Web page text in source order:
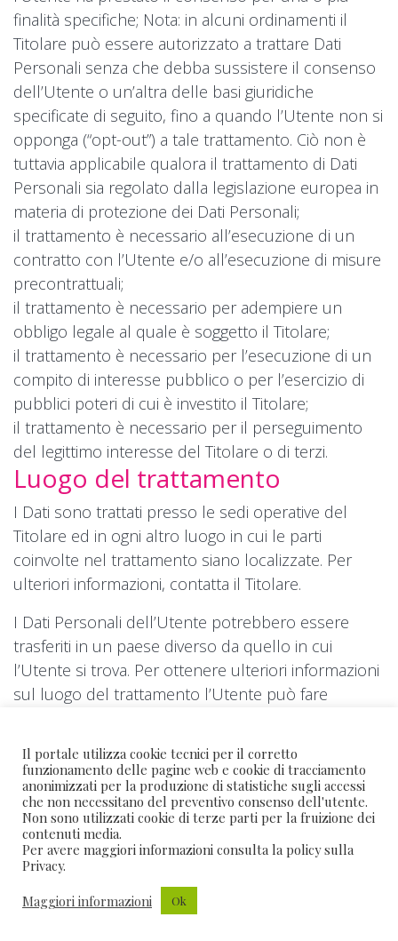
finalità specifiche; Nota: in alcuni ordinamenti il
Titolare può essere autorizzato a trattare Dati
Personali senza che debba sussistere il consenso
dell’Utente o un’altra delle basi giuridiche
specificate di seguito, fino a quando l’Utente non si
opponga (“opt-out”) a tale trattamento. Ciò non è
tuttavia applicabile qualora il trattamento di Dati
Personali sia regolato dalla legislazione europea in
materia di protezione dei Dati Personali;
il trattamento è necessario all’esecuzione di un
contratto con l’Utente e/o all’esecuzione di misure
precontrattuali;
il trattamento è necessario per adempiere un
obbligo legale al quale è soggetto il Titolare;
il trattamento è necessario per l’esecuzione di un
compito di interesse pubblico o per l’esercizio di
pubblici poteri di cui è investito il Titolare;
il trattamento è necessario per il perseguimento
del legittimo interesse del Titolare o di terzi.
Luogo del trattamento
I Dati sono trattati presso le sedi operative del
Titolare ed in ogni altro luogo in cui le parti
coinvolte nel trattamento siano localizzate. Per
ulteriori informazioni, contatta il Titolare.
I Dati Personali dell’Utente potrebbero essere
trasferiti in un paese diverso da quello in cui
l’Utente si trova. Per ottenere ulteriori informazioni
sul luogo del trattamento l’Utente può fare
L’Utente ha diritto a ottenere informazioni in merito
alla base giuridica del trasferimento di Dati al di
fuori dell’Unione Europea o ad un’organizzazione
internazionale di diritto internazionale pubblico o
costituita da due o più paesi, come ad esempio
l’ONU, nonché in merito alle misure di sicurezza
Il portale utilizza cookie tecnici per il corretto
funzionamento delle pagine web e cookie di tracciamento
anonimizzati per la produzione di statistiche sugli accessi
che non necessitano del preventivo consenso dell'utente.
Non sono utilizzati cookie di terze parti per la fruizione dei
contenuti media.
Per avere maggiori informazioni consulta la policy sulla
Privacy.
Maggiori informazioni
Ok